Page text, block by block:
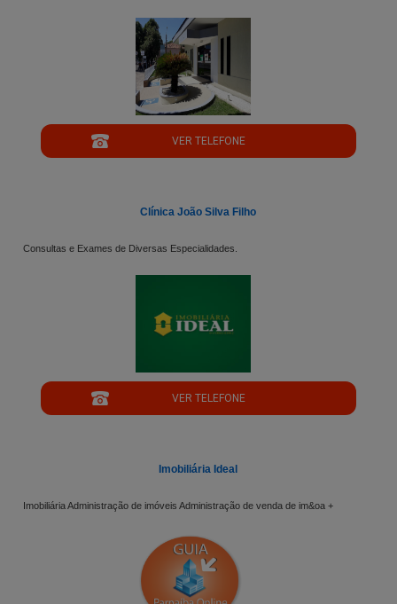
VER TELEFONE
Clínica João Silva Filho
Consultas e Exames de Diversas Especialidades.
VER TELEFONE
Imobiliária Ideal
Imobiliária Administração de imóveis Administração de venda de im&oa +